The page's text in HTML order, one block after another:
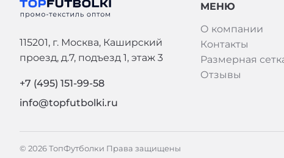
115201, г. Москва, Каширский
проезд, д.7, подъезд 1, этаж 3
+7 (495) 151-99-58
info@topfutbolki.ru
МЕНЮ
О компании
Контакты
Размерная
Отзывы
© 2026 ТопФутболки Права защищены